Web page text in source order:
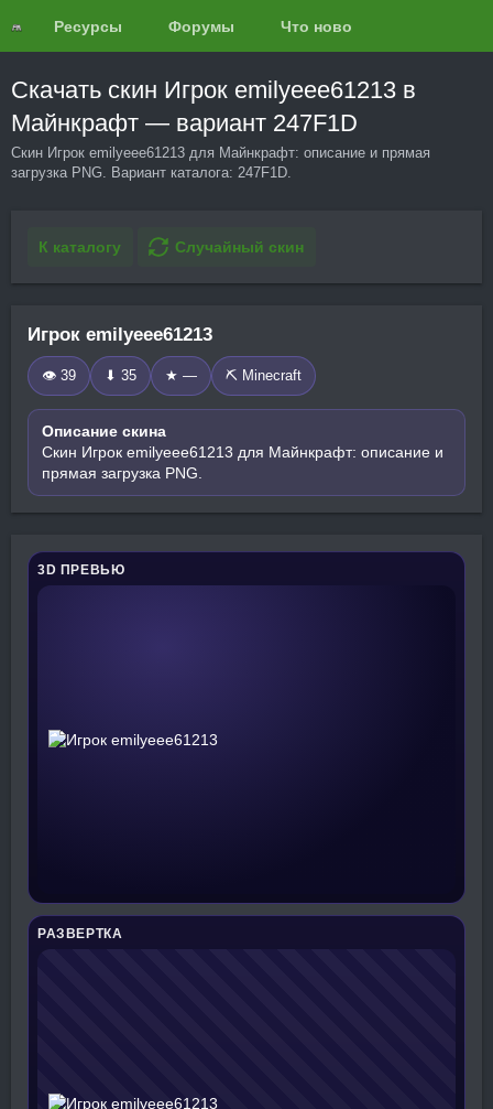
Ресурсы Форумы Что нового?
Скачать скин Игрок emilyeee61213 в
Майнкрафт — вариант 247F1D
Скин Игрок emilyeee61213 для Майнкрафт: описание и прямая
загрузка PNG. Вариант каталога: 247F1D.
К каталогу Случайный скин
Игрок emilyeee61213
👁 39 ⬇ 35 ★ — ⛏️ Minecraft
Описание скина
Скин Игрок emilyeee61213 для Майнкрафт: описание и
прямая загрузка PNG.
3D ПРЕВЬЮ
РАЗВЕРТКА